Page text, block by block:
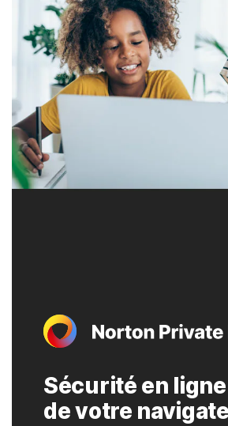
Sécurité en
de votre